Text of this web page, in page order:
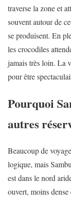
traverse la zone et
souvent autour de
se produisent. En
les crocodiles
jamais très loin. La
pour être
Pourquoi
autres
Beaucoup de
logique, mais
est dans le nord
ouvert, moins